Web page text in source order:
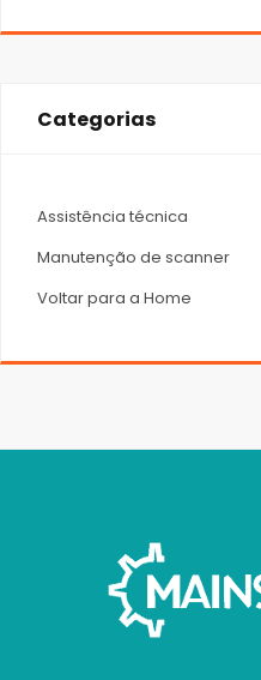
Categorias
Assistência técnica
Manutenção de scanner
Voltar para a Home